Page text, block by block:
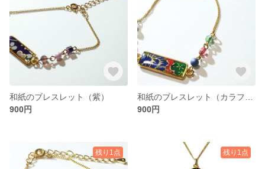
和紙のブレスレット（紫）
900円
900円
残り1点 残り1点